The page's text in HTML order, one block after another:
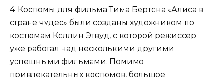
4. Костюмы для фильма Тима Бертона «Алиса в
стране чудес» были созданы художником по
костюмам Коллин Этвуд, с которой режиссер
уже работал над несколькими другими
успешными фильмами. Помимо
привлекательных костюмов, большое